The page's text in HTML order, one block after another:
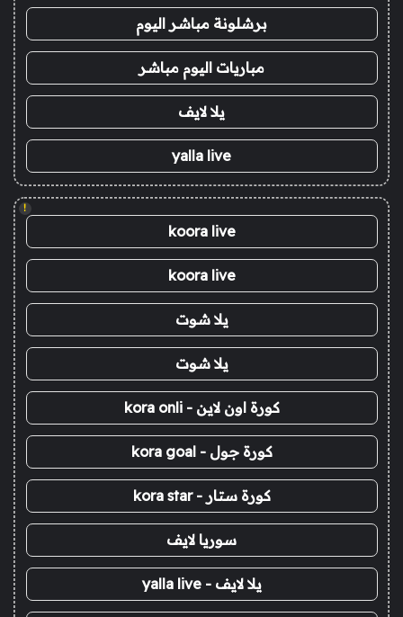
برشلونة مباشر اليوم
مباريات اليوم مباشر
يلا لايف
yalla live
!
koora live
koora live
يلا شوت
يلا شوت
كورة اون لاين - kora onli
كورة جول - kora goal
كورة ستار - kora star
سوريا لايف
يلا لايف - yalla live